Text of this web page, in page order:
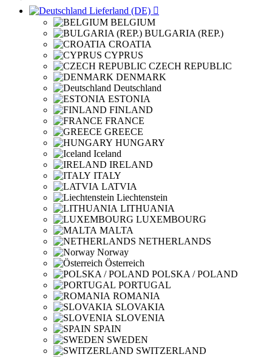
Lieferland (DE) 
BELGIUM
BULGARIA (REP.)
CROATIA
CYPRUS
CZECH REPUBLIC
DENMARK
Deutschland
ESTONIA
FINLAND
FRANCE
GREECE
HUNGARY
Iceland
IRELAND
ITALY
LATVIA
Liechtenstein
LITHUANIA
LUXEMBOURG
MALTA
NETHERLANDS
Norway
Österreich
POLSKA / POLAND
PORTUGAL
ROMANIA
SLOVAKIA
SLOVENIA
SPAIN
SWEDEN
SWITZERLAND